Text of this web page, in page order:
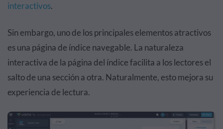
interactivos.
Sin embargo, uno de los principales elementos atractivos
es una página de índice navegable. La naturaleza
interactiva de la página del índice facilita a los lectores el
salto de una sección a otra. Naturalmente, esto mejora su
experiencia de lectura.